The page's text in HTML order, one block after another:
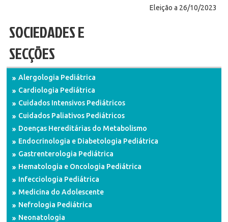
Eleição a 26/10/2023
SOCIEDADES E
SECÇÕES
Alergologia Pediátrica
Cardiologia Pediátrica
Cuidados Intensivos Pediátricos
Cuidados Paliativos Pediátricos
Doenças Hereditárias do Metabolismo
Endocrinologia e Diabetologia Pediátrica
Gastrenterologia Pediátrica
Hematologia e Oncologia Pediátrica
Infecciologia Pediátrica
Medicina do Adolescente
Nefrologia Pediátrica
Neonatologia